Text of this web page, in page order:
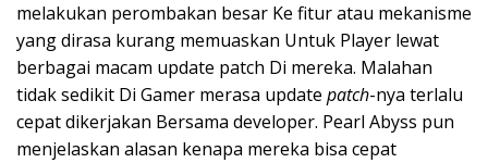
melakukan perombakan besar Ke fitur atau mekanisme
yang dirasa kurang memuaskan Untuk Player lewat
berbagai macam update patch Di mereka. Malahan
tidak sedikit Di Gamer merasa update patch-nya terlalu
cepat dikerjakan Bersama developer. Pearl Abyss pun
menjelaskan alasan kenapa mereka bisa cepat